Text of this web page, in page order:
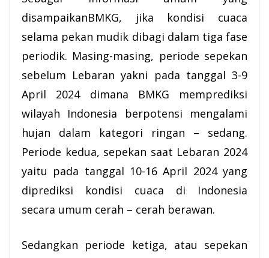
disampaikanBMKG, jika kondisi cuaca
selama pekan mudik dibagi dalam tiga fase
periodik. Masing-masing, periode sepekan
sebelum Lebaran yakni pada tanggal 3-9
April 2024 dimana BMKG memprediksi
wilayah Indonesia berpotensi mengalami
hujan dalam kategori ringan – sedang.
Periode kedua, sepekan saat Lebaran 2024
yaitu pada tanggal 10-16 April 2024 yang
diprediksi kondisi cuaca di Indonesia
secara umum cerah – cerah berawan.
Sedangkan periode ketiga, atau sepekan